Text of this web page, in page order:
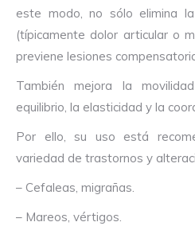
este modo, no sólo elimina
(típicamente dolor articular o
previene lesiones
También mejora la
equilibrio, la elasticidad y la
Por ello, su uso está
variedad de trastornos y
– Cefaleas, migrañas.
– Mareos, vértigos.